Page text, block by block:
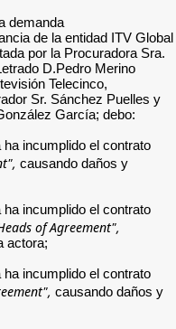
demanda
de la entidad ITV Global
por la Procuradora Sra.
D.Pedro Merino
Telecinco,
Sr. Sánchez Puelles y
García; debo:
incumplido el contrato
causando daños y
incumplido el contrato
of Agreement",
actora;
incumplido el contrato
causando daños y